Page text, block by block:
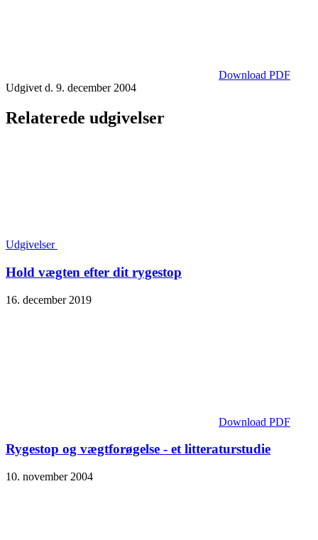
Download PDF
Udgivet d. 9. december 2004
Relaterede udgivelser
Udgivelser
Hold vægten efter dit rygestop
16. december 2019
Download PDF
Rygestop og vægtforøgelse - et litteraturstudie
10. november 2004